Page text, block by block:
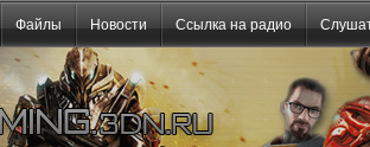
Файлы Новости Ссылка на радио